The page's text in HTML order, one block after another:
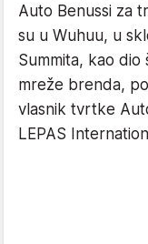
Auto Benussi za
su u Wuhuu, u
Summita, kao
mreže brenda,
vlasnik tvrtke
LEPAS